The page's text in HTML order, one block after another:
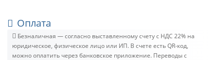
Оплата
Безналичная — согласно выставленному счету c НДС 22% на
юридическое, физическое лицо или ИП. В счете есть QR-код,
можно оплатить через банковское приложение. Переводы с